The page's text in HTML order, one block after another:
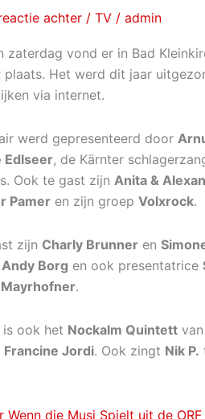
achter / TV / admin
zaterdag vond er in Bad
plaats. Het werd dit jaar
via internet.
werd gepresenteerd door
Edlseer, de Kärnter
Ook te gast zijn Anita &
Pamer en zijn groep Volxrock.
zijn Charly Brunner en
Andy Borg en ook presentatrice
Mayrhofner.
ook het Nockalm Quintett
Francine Jordi. Ook zingt Nik P.
Wenn die Musi Spielt uit de